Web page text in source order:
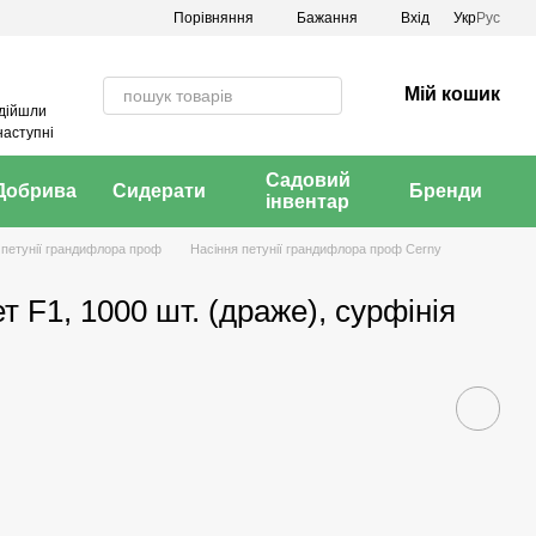
Порівняння Бажання Вхід УкрРус
Мій кошик
Сидерати
Садовий
інвентар
Бренди
грандифлора проф Насіння петунії грандифлора проф Cerny
F1, 1000 шт. (драже), сурфінія